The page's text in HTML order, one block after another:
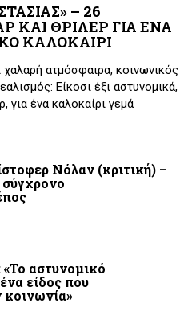
– 26
ΚΑΙ ΘΡΙΛΕΡ ΓΙΑ ΕΝΑ
ΚΑΛΟΚΑΙΡΙ
χαλαρή ατμόσφαιρα, κοινωνικός
Είκοσι έξι αστυνομικά,
για ένα καλοκαίρι γεμά
Νόλαν (κριτική) –
αστυνομικό
είδος που
κοινωνία»